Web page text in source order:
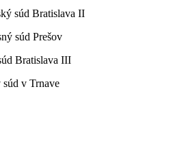
súd Bratislava II
súd Prešov
Bratislava III
v Trnave